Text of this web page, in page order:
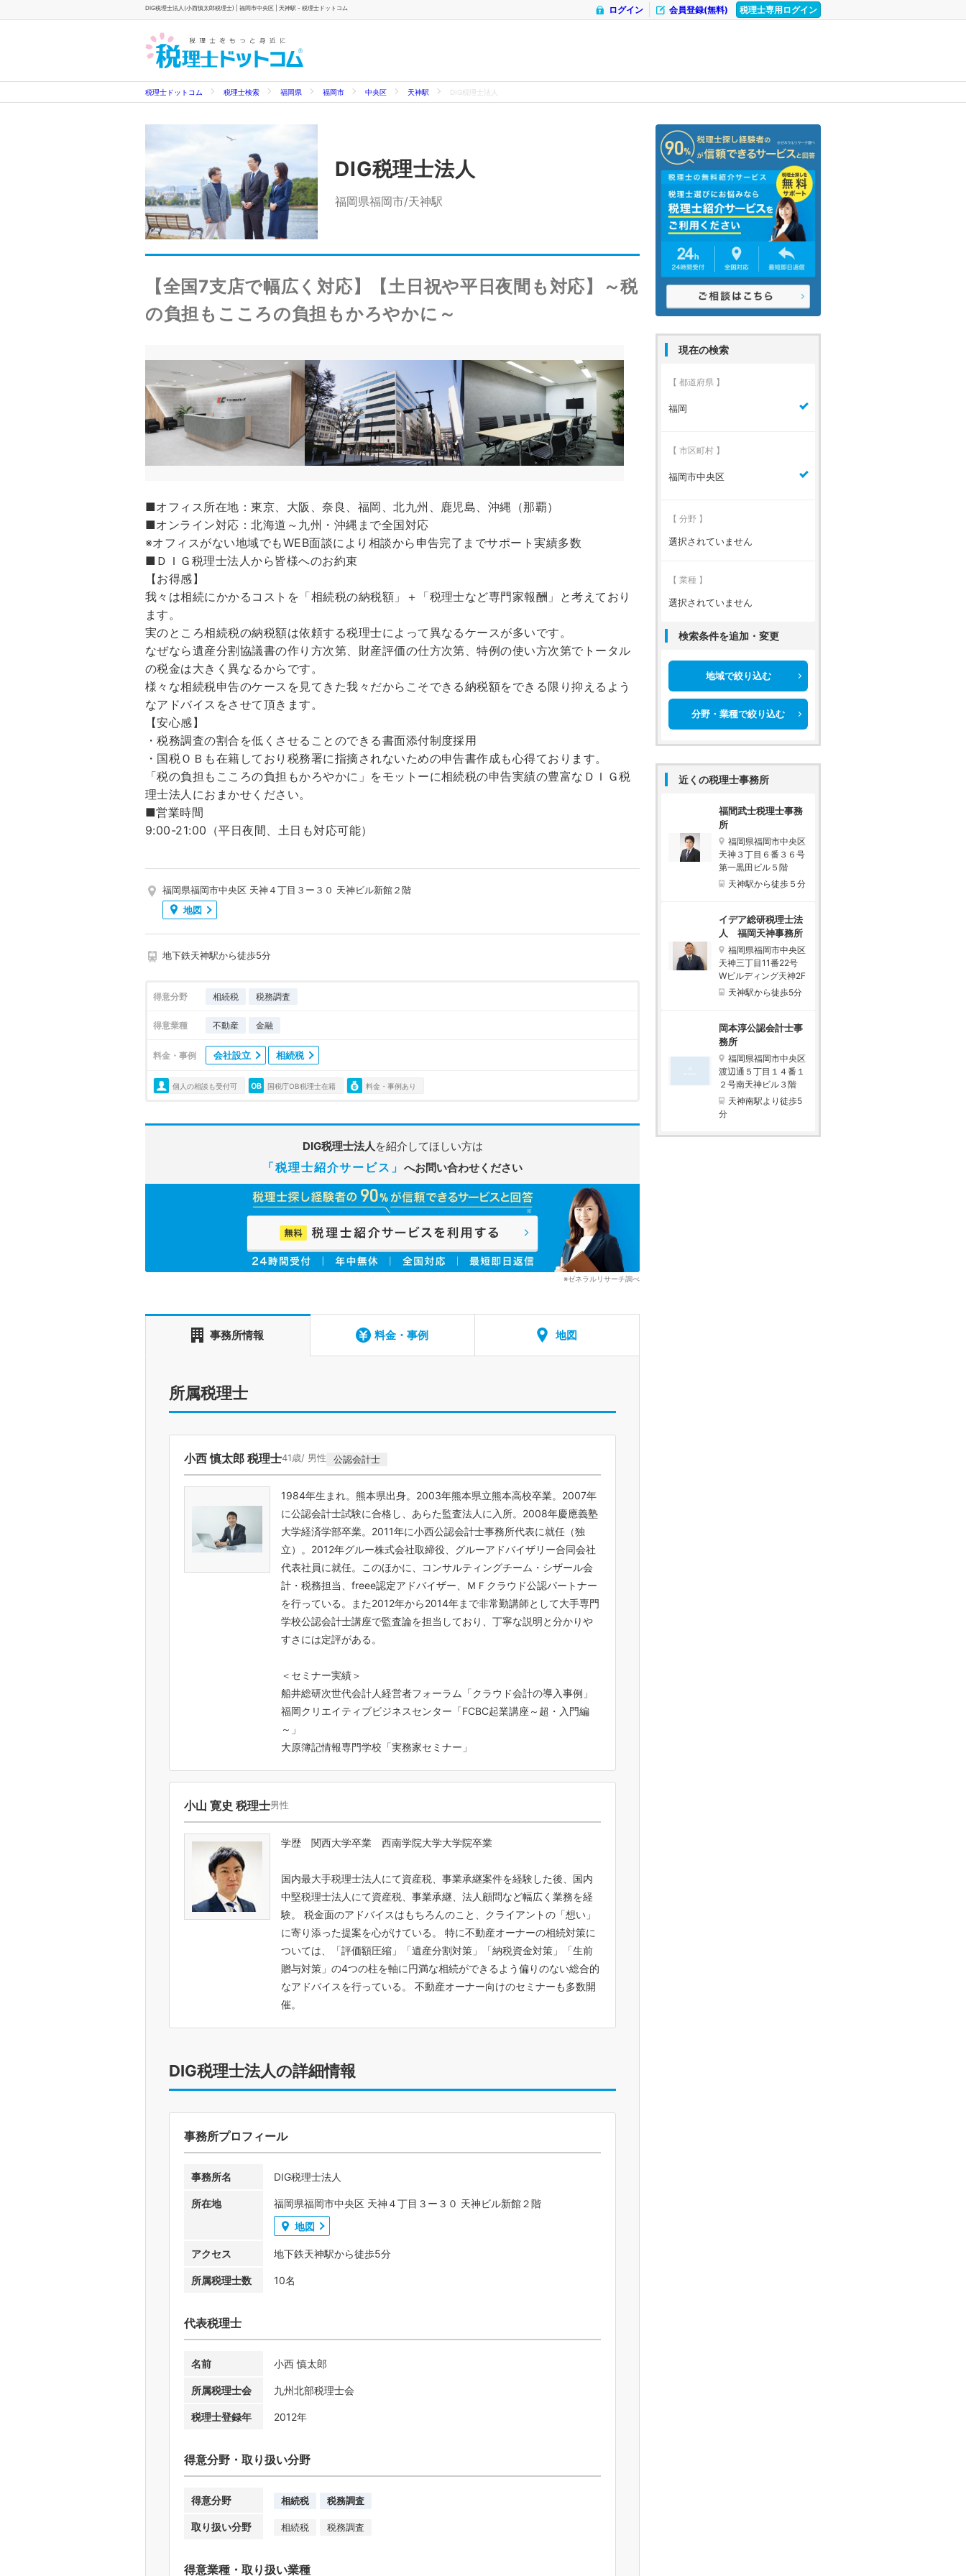
DIG税理士法人(小西慎太郎税理士) | 福岡市中央区 | 天神駅 - 税理士ドットコム 税理士専用ログイン
会員登録(無料)
ログイン
税理士ドットコム 税理士検索 福岡県 福岡市 中央区 天神駅 DIG税理士法人
現在の検索
【 都道府県 】
福岡
【 市区町村 】
福岡市中央区
【 分野 】
選択されていません
【 業種 】
選択されていません
検索条件を追加・変更
地域で絞り込む
分野・業種で絞り込む
近くの税理士事務所
福間武士税理士事務
所
福岡県福岡市中央区
天神３丁目６番３６号
第一黒田ビル５階
天神駅から徒歩５分
イデア総研税理士法
人 福岡天神事務所
福岡県福岡市中央区
天神三丁目11番22号
Wビルディング天神2F
天神駅から徒歩5分
岡本淳公認会計士事
務所
福岡県福岡市中央区
渡辺通５丁目１４番１
２号南天神ビル３階
天神南駅より徒歩5
分
DIG税理士法人
福岡県福岡市/天神駅
【全国7支店で幅広く対応】【土日祝や平日夜間も対応】～税
の負担もこころの負担もかろやかに～
■オフィス所在地：東京、大阪、奈良、福岡、北九州、鹿児島、沖縄（那覇）
■オンライン対応：北海道～九州・沖縄まで全国対応
※オフィスがない地域でもWEB面談により相談から申告完了までサポート実績多数
■ＤＩＧ税理士法人から皆様へのお約束
【お得感】
我々は相続にかかるコストを「相続税の納税額」＋「税理士など専門家報酬」と考えており
ます。
実のところ相続税の納税額は依頼する税理士によって異なるケースが多いです。
なぜなら遺産分割協議書の作り方次第、財産評価の仕方次第、特例の使い方次第でトータル
の税金は大きく異なるからです。
様々な相続税申告のケースを見てきた我々だからこそできる納税額をできる限り抑えるよう
なアドバイスをさせて頂きます。
【安心感】
・税務調査の割合を低くさせることのできる書面添付制度採用
・国税ＯＢも在籍しており税務署に指摘されないための申告書作成も心得ております。
「税の負担もこころの負担もかろやかに」をモットーに相続税の申告実績の豊富なＤＩＧ税
理士法人におまかせください。
■営業時間
9:00-21:00（平日夜間、土日も対応可能）
福岡県福岡市中央区 天神４丁目３ー３０ 天神ビル新館２階
地図
地下鉄天神駅から徒歩5分
得意分野 相続税 税務調査
得意業種 不動産 金融
料金・事例 会社設立 相続税
個人の相談も受付可 国税庁OB税理士在籍 料金・事例あり
DIG税理士法人を紹介してほしい方は
「税理士紹介サービス」へお問い合わせください
※ゼネラルリサーチ調べ
事務所情報 料金・事例 地図
所属税理士
小西 慎太郎 税理士41歳/ 男性 公認会計士
1984年生まれ。熊本県出身。2003年熊本県立熊本高校卒業。2007年
に公認会計士試験に合格し、あらた監査法人に入所。2008年慶應義塾
大学経済学部卒業。2011年に小西公認会計士事務所代表に就任（独
立）。2012年グルー株式会社取締役、グルーアドバイザリー合同会社
代表社員に就任。このほかに、コンサルティングチーム・シザール会
計・税務担当、freee認定アドバイザー、ＭＦクラウド公認パートナー
を行っている。また2012年から2014年まで非常勤講師として大手専門
学校公認会計士講座で監査論を担当しており、丁寧な説明と分かりや
すさには定評がある。
＜セミナー実績＞
船井総研次世代会計人経営者フォーラム「クラウド会計の導入事例」
福岡クリエイティブビジネスセンター「FCBC起業講座～超・入門編
～」
大原簿記情報専門学校「実務家セミナー」
小山 寛史 税理士男性
学歴 関西大学卒業 西南学院大学大学院卒業
国内最大手税理士法人にて資産税、事業承継案件を経験した後、国内
中堅税理士法人にて資産税、事業承継、法人顧問など幅広く業務を経
験。 税金面のアドバイスはもちろんのこと、クライアントの「想い」
に寄り添った提案を心がけている。 特に不動産オーナーの相続対策に
ついては、「評価額圧縮」「遺産分割対策」「納税資金対策」「生前
贈与対策」の4つの柱を軸に円満な相続ができるよう偏りのない総合的
なアドバイスを行っている。 不動産オーナー向けのセミナーも多数開
催。
DIG税理士法人の詳細情報
事務所プロフィール
事務所名 DIG税理士法人
所在地
福岡県福岡市中央区 天神４丁目３ー３０ 天神ビル新館２階
地図
アクセス 地下鉄天神駅から徒歩5分
所属税理士数 10名
代表税理士
名前 小西 慎太郎
所属税理士会 九州北部税理士会
税理士登録年 2012年
得意分野・取り扱い分野
得意分野 相続税 税務調査
取り扱い分野 相続税 税務調査
得意業種・取り扱い業種